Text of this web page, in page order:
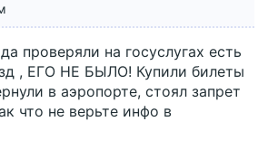
проверяли на госуслугах есть
, ЕГО НЕ БЫЛО! Купили билеты
в аэропорте, стоял запрет
что не верьте инфо в